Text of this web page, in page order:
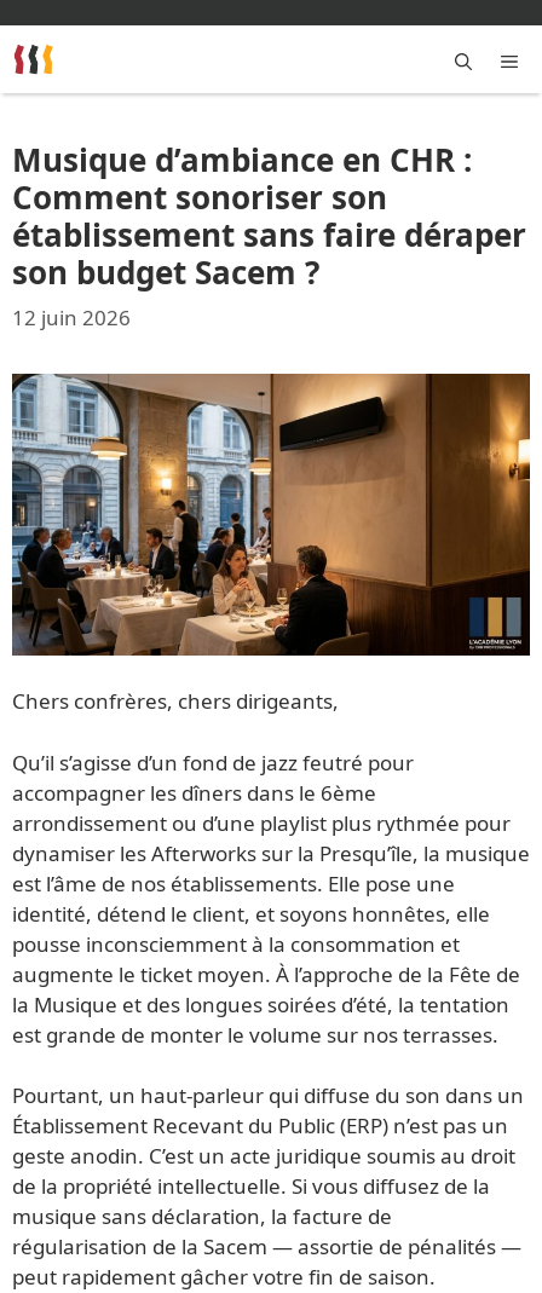
au
contenu
Musique d’ambiance en CHR :
Comment sonoriser son
établissement sans faire déraper
son budget Sacem ?
12 juin 2026
Chers confrères, chers dirigeants,
Qu’il s’agisse d’un fond de jazz feutré pour
accompagner les dîners dans le 6ème
arrondissement ou d’une playlist plus rythmée pour
dynamiser les Afterworks sur la Presqu’île, la musique
est l’âme de nos établissements. Elle pose une
identité, détend le client, et soyons honnêtes, elle
pousse inconsciemment à la consommation et
augmente le ticket moyen. À l’approche de la Fête de
la Musique et des longues soirées d’été, la tentation
est grande de monter le volume sur nos terrasses.
Pourtant, un haut-parleur qui diffuse du son dans un
Établissement Recevant du Public (ERP) n’est pas un
geste anodin. C’est un acte juridique soumis au droit
de la propriété intellectuelle. Si vous diffusez de la
musique sans déclaration, la facture de
régularisation de la Sacem — assortie de pénalités —
peut rapidement gâcher votre fin de saison.